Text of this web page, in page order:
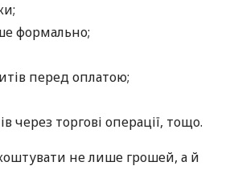
формально;
перед оплатою;
через торгові операції, тощо.
не лише грошей, а й